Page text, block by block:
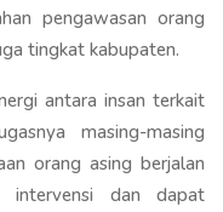
pengawasan orang
tingkat kabupaten.
antara insan terkait
masing-masing
orang asing berjalan
intervensi dan dapat